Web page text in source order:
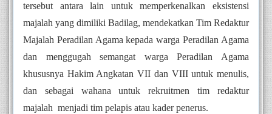
tersebut antara lain untuk memperkenalkan eksistensi
majalah yang dimiliki Badilag, mendekatkan Tim Redaktur
Majalah Peradilan Agama kepada warga Peradilan Agama
dan menggugah semangat warga Peradilan Agama
khususnya Hakim Angkatan VII dan VIII untuk menulis,
dan sebagai wahana untuk rekruitmen tim redaktur
majalah  menjadi tim pelapis atau kader penerus.